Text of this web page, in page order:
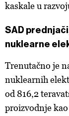
kaskale u
SAD
nuklearne
Trenutačno je
nuklearnih
od 816,2
proizvodnje